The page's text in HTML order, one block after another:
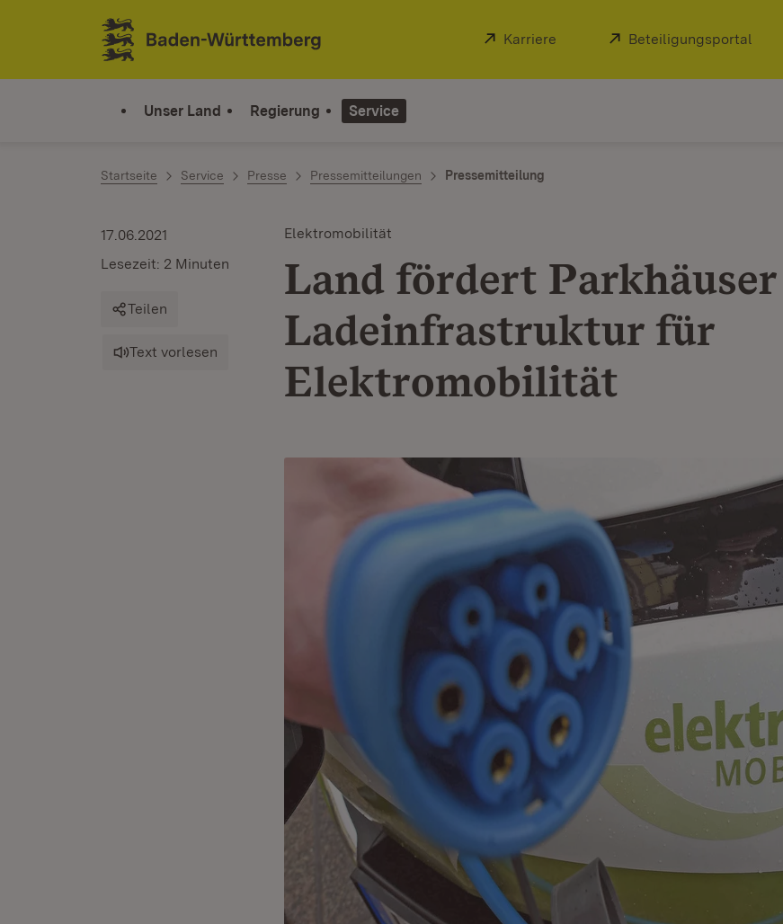
Zum Inhalt springen
Link zur Startseite
Extern:
Karriere (Öffnet in neuem Fenster)
Extern:
Beteiligungsportal
Unser Land Regierung Service
Startseite Service Presse Pressemitteilungen Pressemitteilung
Elektromobilität
Land fördert
Ladeinfrastruktur für
Elektromobilität
17.06.2021
Lesezeit: 2 Minuten
Teilen
Text vorlesen